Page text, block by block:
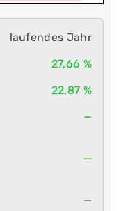
laufendes Jahr
27,66 %
22,87 %
—
—
—